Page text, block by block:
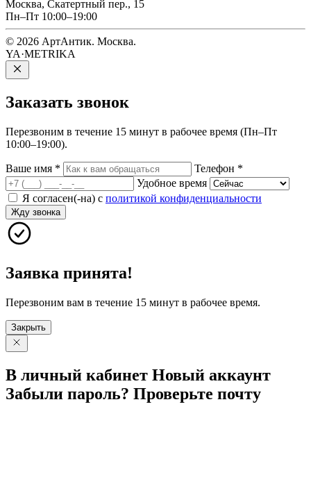
Москва, Скатертный пер., 15
Пн–Пт 10:00–19:00
© 2026 АртАнтик. Москва.
YA·METRIKA
Заказать звонок
Перезвоним в течение 15 минут в рабочее время (Пн–Пт
10:00–19:00).
Ваше имя * Телефон *
Удобное время
Я согласен(-на) с политикой конфиденциальности
Жду звонка
Заявка принята!
Перезвоним вам в течение 15 минут в рабочее время.
Закрыть
В личный кабинет Новый аккаунт
Забыли пароль? Проверьте почту